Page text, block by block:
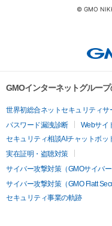
© GMO
GMOインターネットグルー
世界初総合ネットセキュリティサ
パスワード漏洩診断
Webサイ
セキュリティ相談AIチャットボッ
実在証明・盗聴対策
サイバー攻撃対策（GMOサイバ
サイバー攻撃対策（GMO Flatt
セキュリティ事業の軌跡